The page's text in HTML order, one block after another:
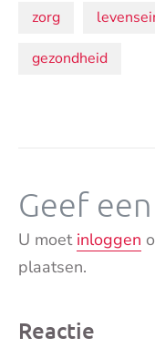
zorg
gezondheid
Geef
U moet inloggen
plaatsen.
Reactie